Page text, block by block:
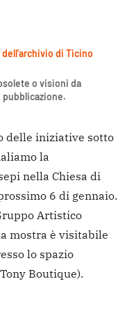
di Ticino
o visioni da
delle iniziative sotto
la
nella Chiesa di
6 di gennaio.
Artistico
mostra è visitabile
lo spazio
Boutique).